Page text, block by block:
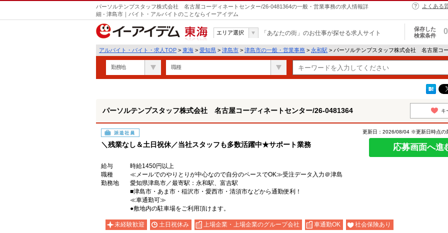
パーソルテンプスタッフ株式会社 名古屋コーディネートセンター/26-0481364の一般・営業事務の求人情報詳
細 - 津島市｜バイト・アルバイトのことならイーアイデム
よくある
東海
エリア選択 「あなたの街」のお仕事が探せる求人サイト
保存した
検索条件
0
アルバイト・バイト・求人TOP > 東海 > 愛知県 > 津島市 > 津島市の一般・営業事務 > 永和駅 > パーソルテンプスタッフ株式会社 名古屋コ
勤務地 職種
パーソルテンプスタッフ株式会社 名古屋コーディネートセンター/26-0481364 キ
派遣社員
＼残業なし＆土日祝休／当社スタッフも多数活躍中★サポート業務
更新日：2026/08/04 ※更新日時点の
応募画面へ進
給与
時給1450円以上
職種
≪メールでのやりとりが中心なので自分のペースでOK≫受注データ入力＠津島
勤務地
愛知県津島市／最寄駅：永和駅、富吉駅
■津島市・あま市・稲沢市・愛西市・清須市などから通勤便利！
≪車通勤可≫
●敷地内の駐車場をご利用頂けます。
未経験歓迎 土日祝休み 上場企業・上場企業のグループ会社 車通勤OK 社会保険あり